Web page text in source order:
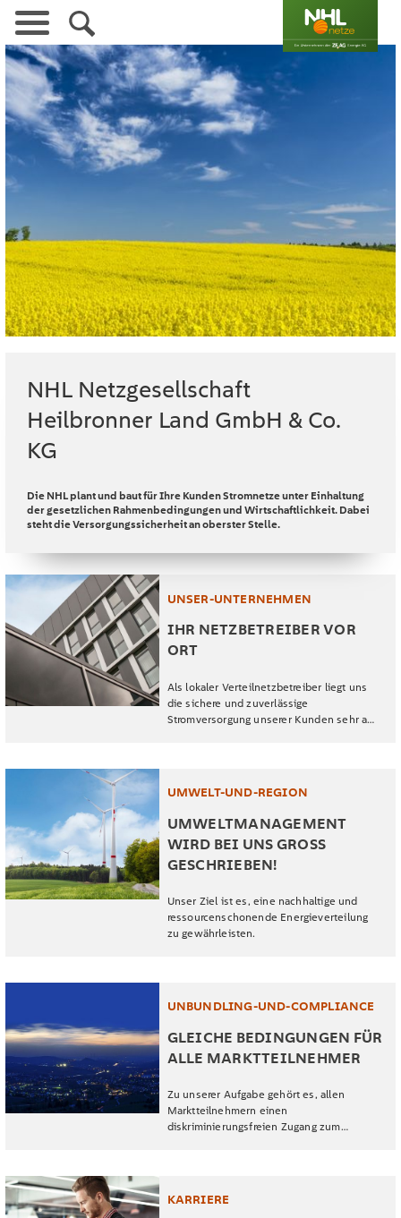
Navigation
überspringen
NHL Netzgesellschaft
Heilbronner Land GmbH & Co.
KG
Die NHL plant und baut für Ihre Kunden Stromnetze unter Einhaltung
der gesetzlichen Rahmenbedingungen und Wirtschaftlichkeit. Dabei
steht die Versorgungssicherheit an oberster Stelle.
UNSER-UNTERNEHMEN
IHR NETZBETREIBER VOR
ORT
Als lokaler Verteilnetzbetreiber liegt uns
die sichere und zuverlässige
Stromversorgung unserer Kunden sehr am
UMWELT-UND-REGION
UMWELTMANAGEMENT
WIRD BEI UNS GROSS G
ESCHRIEBEN!
Unser Ziel ist es, eine nachhaltige und
ressourcenschonende Energieverteilung
zu gewährleisten.
UNBUNDLING-UND-COMPLIANCE
GLEICHE BEDINGUNGEN FÜR
ALLE MARKTTEILNEHMER
Zu unserer Aufgabe gehört es, allen
Marktteilnehmern einen
diskriminierungsfreien Zugang zum
KARRIERE